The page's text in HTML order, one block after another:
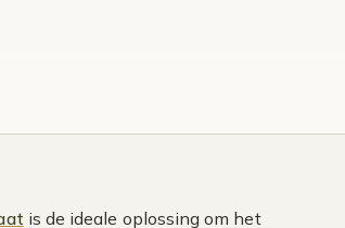
is de ideale oplossing om het